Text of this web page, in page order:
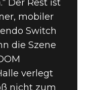
Der Rest ist
mobiler
Switch
die Szene
verlegt
nicht zum